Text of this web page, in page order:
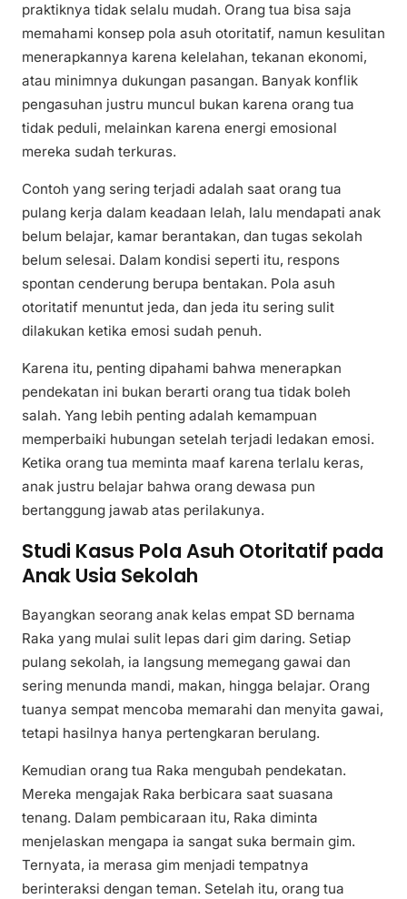
praktiknya tidak selalu mudah. Orang tua bisa saja
memahami konsep pola asuh otoritatif, namun kesulitan
menerapkannya karena kelelahan, tekanan ekonomi,
atau minimnya dukungan pasangan. Banyak konflik
pengasuhan justru muncul bukan karena orang tua
tidak peduli, melainkan karena energi emosional
mereka sudah terkuras.
Contoh yang sering terjadi adalah saat orang tua
pulang kerja dalam keadaan lelah, lalu mendapati anak
belum belajar, kamar berantakan, dan tugas sekolah
belum selesai. Dalam kondisi seperti itu, respons
spontan cenderung berupa bentakan. Pola asuh
otoritatif menuntut jeda, dan jeda itu sering sulit
dilakukan ketika emosi sudah penuh.
Karena itu, penting dipahami bahwa menerapkan
pendekatan ini bukan berarti orang tua tidak boleh
salah. Yang lebih penting adalah kemampuan
memperbaiki hubungan setelah terjadi ledakan emosi.
Ketika orang tua meminta maaf karena terlalu keras,
anak justru belajar bahwa orang dewasa pun
bertanggung jawab atas perilakunya.
Studi Kasus Pola Asuh Otoritatif pada
Anak Usia Sekolah
Bayangkan seorang anak kelas empat SD bernama
Raka yang mulai sulit lepas dari gim daring. Setiap
pulang sekolah, ia langsung memegang gawai dan
sering menunda mandi, makan, hingga belajar. Orang
tuanya sempat mencoba memarahi dan menyita gawai,
tetapi hasilnya hanya pertengkaran berulang.
Kemudian orang tua Raka mengubah pendekatan.
Mereka mengajak Raka berbicara saat suasana
tenang. Dalam pembicaraan itu, Raka diminta
menjelaskan mengapa ia sangat suka bermain gim.
Ternyata, ia merasa gim menjadi tempatnya
berinteraksi dengan teman. Setelah itu, orang tua